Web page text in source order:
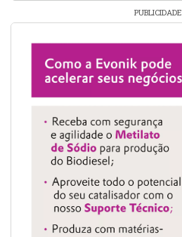
PUBLICIDADE